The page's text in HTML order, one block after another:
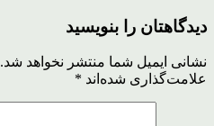
دیدگاهتان را بنویسید
نشانی ایمیل شما منتشر نخواهد شد.
علامت‌گذاری شده‌اند *